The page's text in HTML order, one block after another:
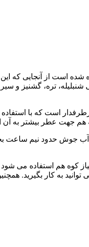
است از آنجایی که
تره، گشنیز و
است که با
هم جهت عطر بیشتر به
جوش حدود نیم ساعت
کوه هم استفاده می
به کار بگیرید.